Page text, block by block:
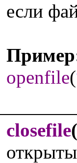
если
openfile(
closefile